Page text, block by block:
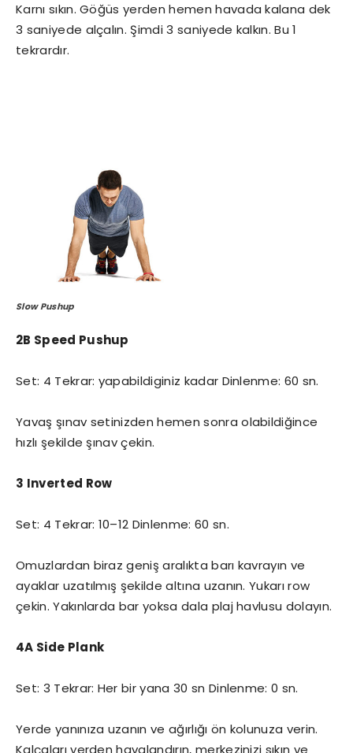
Karnı sıkın. Göğüs yerden hemen havada kalana dek
3 saniyede alçalın. Şimdi 3 saniyede kalkın. Bu 1
tekrardır.
Slow Pushup
2B Speed Pushup
Set: 4 Tekrar: yapabildiginiz kadar Dinlenme: 60 sn.
Yavaş şınav setinizden hemen sonra olabildiğince
hızlı şekilde şınav çekin.
3 Inverted Row
Set: 4 Tekrar: 10–12 Dinlenme: 60 sn.
Omuzlardan biraz geniş aralıkta barı kavrayın ve
ayaklar uzatılmış şekilde altına uzanın. Yukarı row
çekin. Yakınlarda bar yoksa dala plaj havlusu dolayın.
4A Side Plank
Set: 3 Tekrar: Her bir yana 30 sn Dinlenme: 0 sn.
Yerde yanınıza uzanın ve ağırlığı ön kolunuza verin.